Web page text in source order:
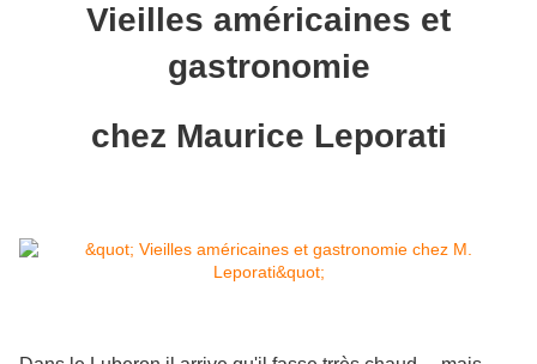
Vieilles américaines et
gastronomie
chez Maurice Leporati